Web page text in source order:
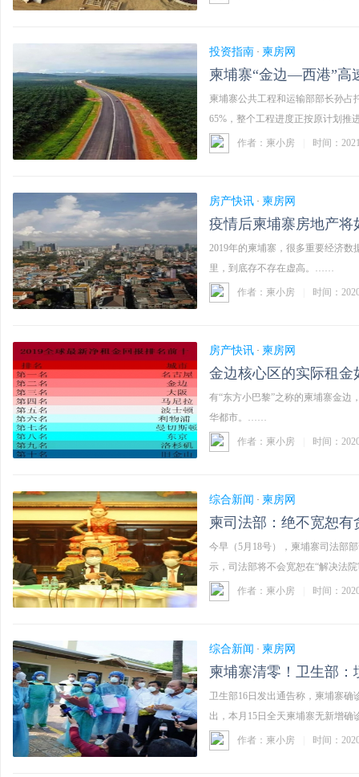
投资指南 · 柬房网
柬埔寨“金边—西港”高
柬埔寨公共工程和运输部部长孙
65%，整个工程进度正按原计划
作者：柬小房 时间：
房产快讯 · 柬房网
疫情后柬埔寨房地产
2019年的柬埔寨，很多重要经济
里，到底存不存在虚高。……
作者：柬小房 时间：
房产快讯 · 柬房网
金边核心区的实际租
有“东方小巴黎”之称的柬埔寨金边
华都市。……
作者：柬小房 时间：
综合新闻 · 柬房网
柬司法部：绝不宽恕
今早（5月18号），柬埔寨司法部
示，司法部将不会宽恕在“解决法
员。 .. ...……作者：柬小房 时间：
综合新闻 · 柬房网
柬埔寨清零！卫生部
卫生部16日发出通告称，柬埔寨
出，本月15日全天柬埔寨无新增确
例。 ...……作者：柬小房 时间：